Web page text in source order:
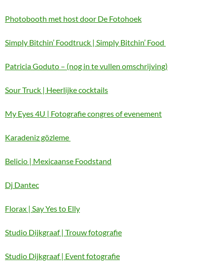
Photobooth met host door De Fotohoek
Simply Bitchin’ Foodtruck | Simply Bitchin’ Food
Patricia Goduto – (nog in te vullen omschrijving)
Sour Truck | Heerlijke cocktails
My Eyes 4U | Fotografie congres of evenement
Karadeniz gözleme
Belicio | Mexicaanse Foodstand
Dj Dantec
Florax | Say Yes to Elly
Studio Dijkgraaf | Trouw fotografie
Studio Dijkgraaf | Event fotografie